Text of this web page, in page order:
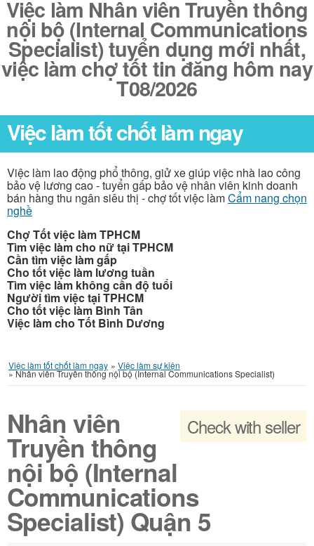
Việc làm Nhân viên Truyền thông
nội bộ (Internal Communications
Specialist) tuyển dụng mới nhất,
việc làm chợ tốt tin đăng hôm nay
T08/2026
Việc làm tốt chốt làm ngay
Việc làm lao động phổ thông, giử xe giúp việc nhà lao công
bảo vệ lương cao - tuyển gấp bảo vệ nhân viên kinh doanh
bán hàng thu ngân siêu thị - chợ tốt việc làmCẩm nang chọn
nghề
Chợ Tốt việc làm TPHCM
Tìm việc làm cho nữ tại TPHCM
Cần tìm việc làm gấp
Cho tốt việc làm lương tuần
Tìm việc làm không cần độ tuổi
Người tìm việc tại TPHCM
Cho tốt việc làm Bình Tân
Việc làm cho Tốt Bình Dương
Việc làm tốt chốt làm ngay » Việc làm sự kiện
»Nhân viên Truyền thông nội bộ (Internal Communications Specialist)
Check with seller
Nhân viên
Truyền thông
nội bộ (Internal
Communications
Specialist) Quận 5